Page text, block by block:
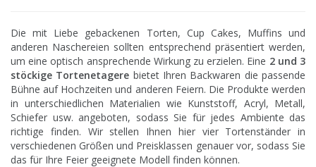
Die mit Liebe gebackenen Torten, Cup Cakes, Muffins und
anderen Naschereien sollten entsprechend präsentiert werden,
um eine optisch ansprechende Wirkung zu erzielen. Eine 2 und 3
stöckige Tortenetagere bietet Ihren Backwaren die passende
Bühne auf Hochzeiten und anderen Feiern. Die Produkte werden
in unterschiedlichen Materialien wie Kunststoff, Acryl, Metall,
Schiefer usw. angeboten, sodass Sie für jedes Ambiente das
richtige finden. Wir stellen Ihnen hier vier Tortenständer in
verschiedenen Größen und Preisklassen genauer vor, sodass Sie
das für Ihre Feier geeignete Modell finden können.